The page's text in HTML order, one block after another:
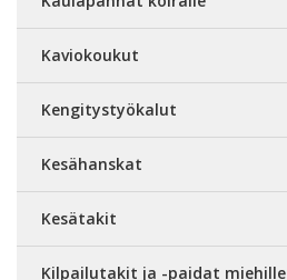
Kaviokoukut
Kengitystyökalut
Kesähanskat
Kesätakit
Kilpailutakit ja -paidat miehille